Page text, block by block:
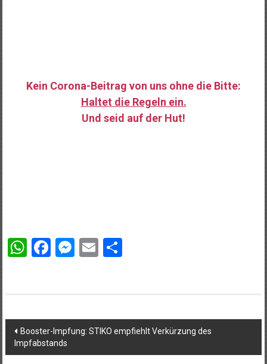
Kein Corona-Beitrag von uns ohne die Bitte:
Haltet die Regeln ein.
Und seid auf der Hut!
WhatsApp
Facebook
Messenger
Email
Beitragsnavigation
Booster-Impfung: STIKO empfiehlt Verkürzung des
Impfabstands